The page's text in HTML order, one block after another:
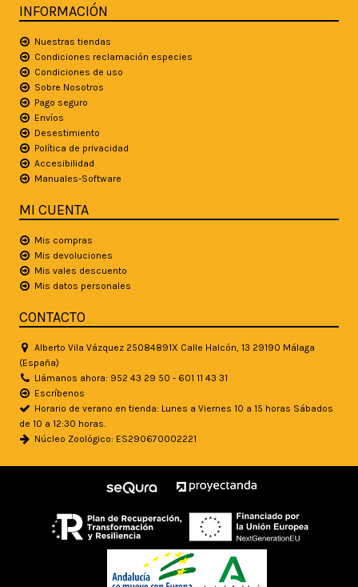
INFORMACIÓN
Nuestras tiendas
Condiciones reclamación especies
Condiciones de uso
Sobre Nosotros
Pago seguro
Envíos
Desestimiento
Política de privacidad
Accesibilidad
Manuales-Software
MI CUENTA
Mis compras
Mis devoluciones
Mis vales descuento
Mis datos personales
CONTACTO
Alberto Vila Vázquez 25084891X Calle Halcón, 13 29190 Málaga
(España)
Llámanos ahora: 952 43 29 50 - 601 11 43 31
Escríbenos
Horario de verano en tienda: Lunes a Viernes 10 a 15 horas Sábados
de 10 a 12:30 horas.
Núcleo Zoológico: ES290670002221